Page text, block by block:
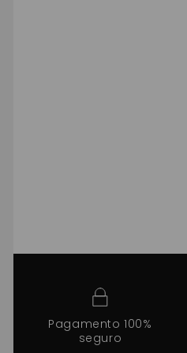
Pagamento 100%
seguro